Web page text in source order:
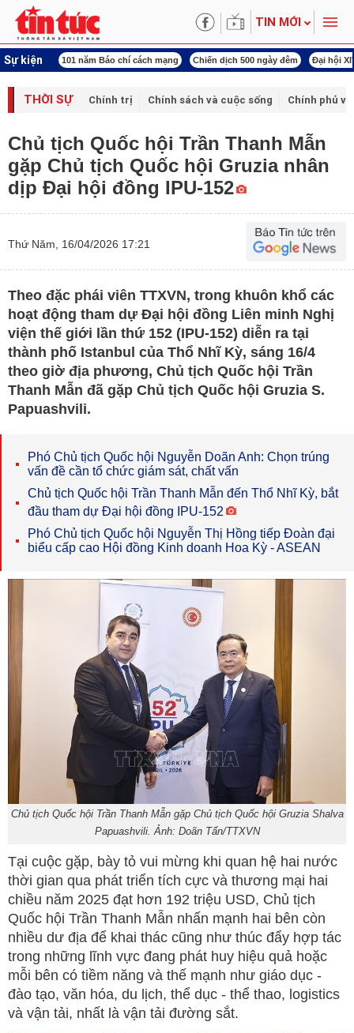
TIN MỚI
Sự kiện
năm Báo chí cách mạng Chiến dịch 500 ngày đêm Đại hội XIV Công đoàn Việt
THỜI SỰ Chính trị Chính sách và cuộc sống Chính phủ
Chủ tịch Quốc hội Trần Thanh Mẫn
gặp Chủ tịch Quốc hội Gruzia nhân
dịp Đại hội đồng IPU-152
Thứ Năm, 16/04/2026 17:21
Theo đặc phái viên TTXVN, trong khuôn khổ các
hoạt động tham dự Đại hội đồng Liên minh Nghị
viện thế giới lần thứ 152 (IPU-152) diễn ra tại
thành phố Istanbul của Thổ Nhĩ Kỳ, sáng 16/4
theo giờ địa phương, Chủ tịch Quốc hội Trần
Thanh Mẫn đã gặp Chủ tịch Quốc hội Gruzia S.
Papuashvili.
Phó Chủ tịch Quốc hội Nguyễn Doãn Anh: Chọn trúng
vấn đề cần tổ chức giám sát, chất vấn
Chủ tịch Quốc hội Trần Thanh Mẫn đến Thổ Nhĩ Kỳ, bắt
đầu tham dự Đại hội đồng IPU-152
Phó Chủ tịch Quốc hội Nguyễn Thị Hồng tiếp Đoàn đại
biểu cấp cao Hội đồng Kinh doanh Hoa Kỳ - ASEAN
Chủ tịch Quốc hội Trần Thanh Mẫn gặp Chủ tịch Quốc hội Gruzia Shalva
Papuashvili. Ảnh: Doãn Tấn/TTXVN
Tại cuộc gặp, bày tỏ vui mừng khi quan hệ hai nước
thời gian qua phát triển tích cực và thương mại hai
chiều năm 2025 đạt hơn 192 triệu USD, Chủ tịch
Quốc hội Trần Thanh Mẫn nhấn mạnh hai bên còn
nhiều dư địa để khai thác cũng như thúc đẩy hợp tác
trong những lĩnh vực đang phát huy hiệu quả hoặc
mỗi bên có tiềm năng và thế mạnh như giáo dục -
đào tạo, văn hóa, du lịch, thể dục - thể thao, logistics
và vận tải, nhất là vận tải đường sắt.